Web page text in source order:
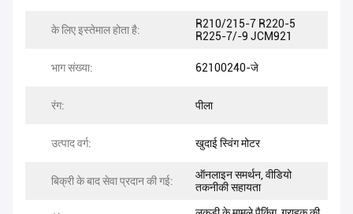
के लिए इस्तेमाल होता है:
R210/215-7 R220-5
R225-7/-9 JCM921
भाग संख्या: 62100240-जे
रंग: पीला
उत्पाद वर्ग: खुदाई स्विंग मोटर
बिक्री के बाद सेवा प्रदान की गई:
ऑनलाइन समर्थन, वीडियो
तकनीकी सहायता